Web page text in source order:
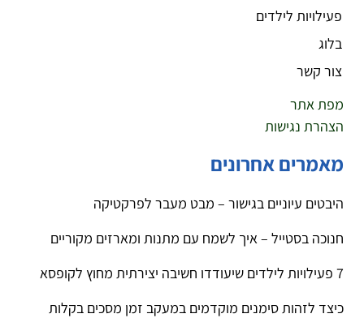
פעילויות לילדים
בלוג
צור קשר
מפת אתר
הצהרת נגישות
מאמרים אחרונים
היבטים עיוניים בגישור – מבט מעבר לפרקטיקה
חנוכה בסטייל – איך לשמח עם מתנות ומארזים מקוריים
7 פעילויות לילדים שיעודדו חשיבה יצירתית מחוץ לקופסא
כיצד לזהות סימנים מוקדמים במעקב זמן מסכים בקלות